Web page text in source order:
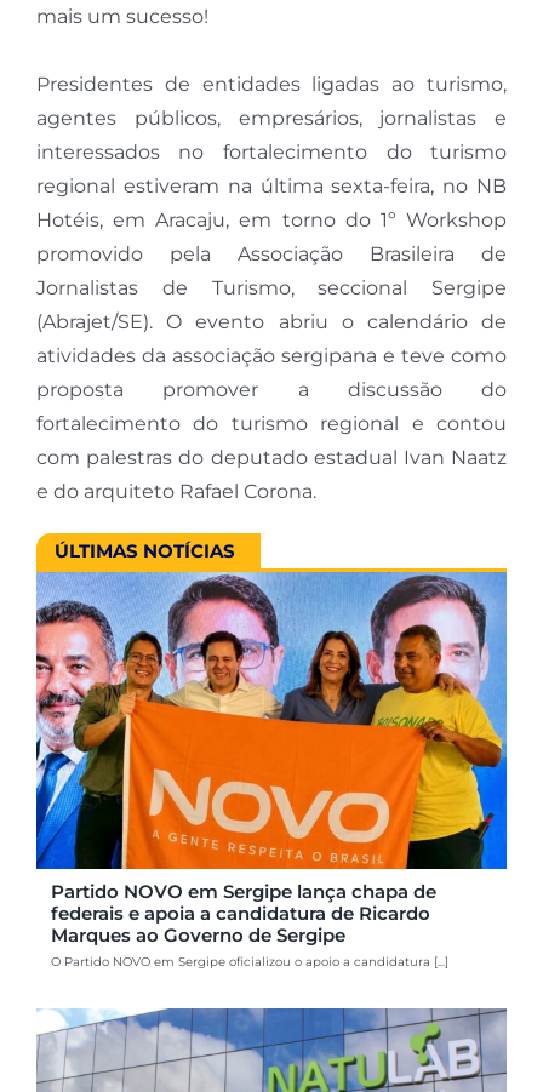
mais um sucesso!
Presidentes de entidades ligadas ao turismo,
agentes públicos, empresários, jornalistas e
interessados no fortalecimento do turismo
regional estiveram na última sexta-feira, no NB
Hotéis, em Aracaju, em torno do 1º Workshop
promovido pela Associação Brasileira de
Jornalistas de Turismo, seccional Sergipe
(Abrajet/SE). O evento abriu o calendário de
atividades da associação sergipana e teve como
proposta promover a discussão do
fortalecimento do turismo regional e contou
com palestras do deputado estadual Ivan Naatz
e do arquiteto Rafael Corona.
ÚLTIMAS NOTÍCIAS
Partido NOVO em Sergipe lança chapa de
federais e apoia a candidatura de Ricardo
Marques ao Governo de Sergipe
O Partido NOVO em Sergipe oficializou o apoio a candidatura [...]